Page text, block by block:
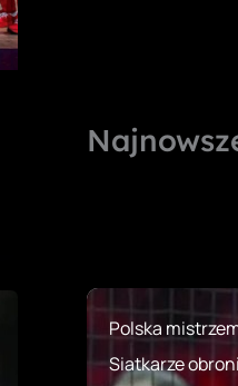
Polska
Siatkarze